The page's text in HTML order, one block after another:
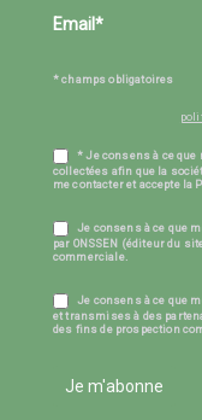
* champs obligatoires
* Je consens à ce que
collectées afin que la
me contacter et accepte la
Je consens à ce que
par ONSSEN (éditeur du
commerciale.
Je consens à ce que
et transmises à des
des fins de prospection
Je m'abonne